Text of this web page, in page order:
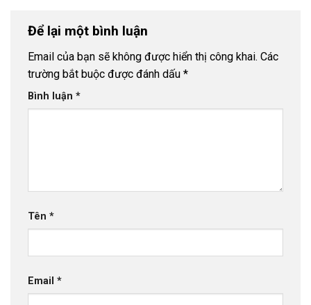
Để lại một bình luận
Email của bạn sẽ không được hiển thị công khai. Các
trường bắt buộc được đánh dấu *
Bình luận *
Tên *
Email *